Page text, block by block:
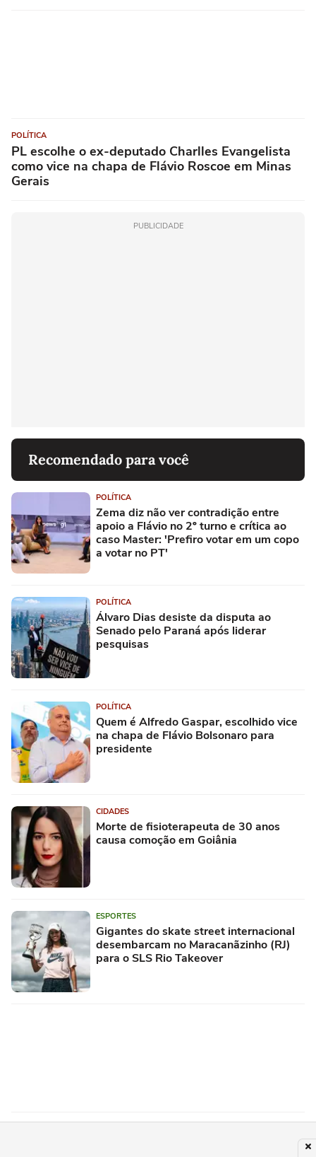
POLÍTICA
PL escolhe o ex-deputado Charlles Evangelista
como vice na chapa de Flávio Roscoe em Minas
Gerais
PUBLICIDADE
Recomendado para você
POLÍTICA
Zema diz não ver contradição entre
apoio a Flávio no 2º turno e crítica ao
caso Master: 'Prefiro votar em um copo
a votar no PT'
POLÍTICA
Álvaro Dias desiste da disputa ao
Senado pelo Paraná após liderar
pesquisas
POLÍTICA
Quem é Alfredo Gaspar, escolhido vice
na chapa de Flávio Bolsonaro para
presidente
CIDADES
Morte de fisioterapeuta de 30 anos
causa comoção em Goiânia
ESPORTES
Gigantes do skate street internacional
desembarcam no Maracanãzinho (RJ)
para o SLS Rio Takeover